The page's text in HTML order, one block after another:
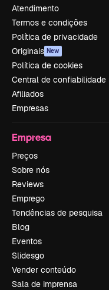
Atendimento
Termos e condições
Política de privacidade
Originais New
Política de cookies
Central de confiabilidade
Afiliados
Empresas
Empresa
Preços
Sobre nós
Reviews
Emprego
Tendências de pesquisa
Blog
Eventos
Slidesgo
Vender conteúdo
Sala de imprensa